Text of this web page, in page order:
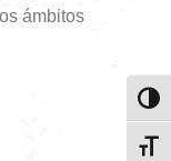
ámbitos